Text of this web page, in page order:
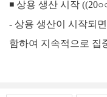
◾ 상용 생산 시작 (
- 상용 생산이 시작되
함하여 지속적으로 집